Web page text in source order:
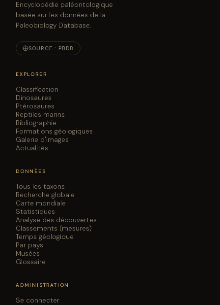
Encyclopédie paléontologique
basée sur les données de la
Paleobiology Database.
SOURCE : PBDB
EXPLORER
Classification
Dinosaures
Ptérosaures
Reptiles marins
Bibliographie
Formations géologiques
Galerie d'images
Actualités
DONNÉES
Tous les taxons
Recherche globale
Carte mondiale
Statistiques
Analyse des découvertes
Classements (mesures)
Temps géologique
Par pays
Musées
Glossaire
ADMINISTRATION
Se connecter